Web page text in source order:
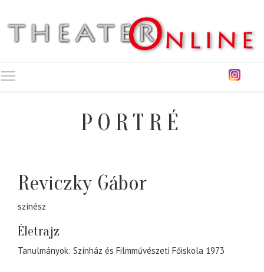
PORTRÉ
Reviczky Gábor
színész
Életrajz
Tanulmányok: Színház és Filmművészeti Főiskola 1973